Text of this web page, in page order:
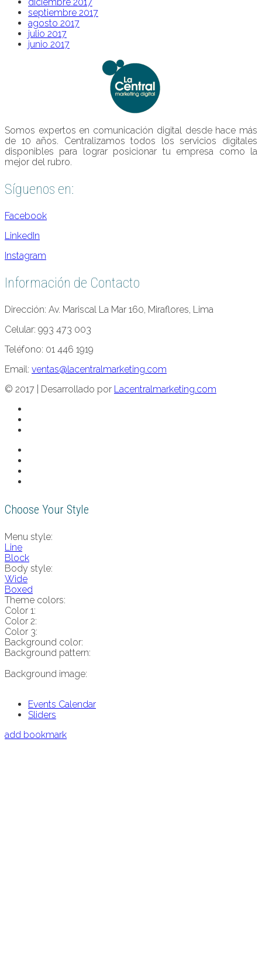
diciembre 2017
septiembre 2017
agosto 2017
julio 2017
junio 2017
Somos expertos en comunicación digital desde hace más
de 10 años. Centralizamos todos los servicios digitales
disponibles para lograr posicionar tu empresa como la
mejor del rubro.
Síguenos en:
Facebook
LinkedIn
Instagram
Información de Contacto
Dirección: Av. Mariscal La Mar 160, Miraflores, Lima
Celular: 993 473 003
Teléfono: 01 446 1919
Email: ventas@lacentralmarketing.com
© 2017 | Desarrollado por Lacentralmarketing.com
Choose Your Style
Menu style:
Line
Block
Body style:
Wide
Boxed
Theme colors:
Color 1:
Color 2:
Color 3:
Background color:
Background pattern:
Background image:
Events Calendar
Sliders
add bookmark